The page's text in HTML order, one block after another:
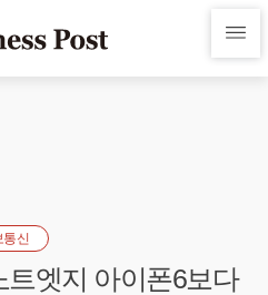
통신
엣지 아이폰6보다